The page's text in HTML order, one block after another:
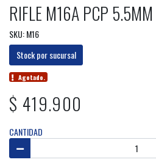
RIFLE M16A PCP 5.5MM
SKU: M16
Stock por sucursal
Agotado.
$ 419.900
CANTIDAD